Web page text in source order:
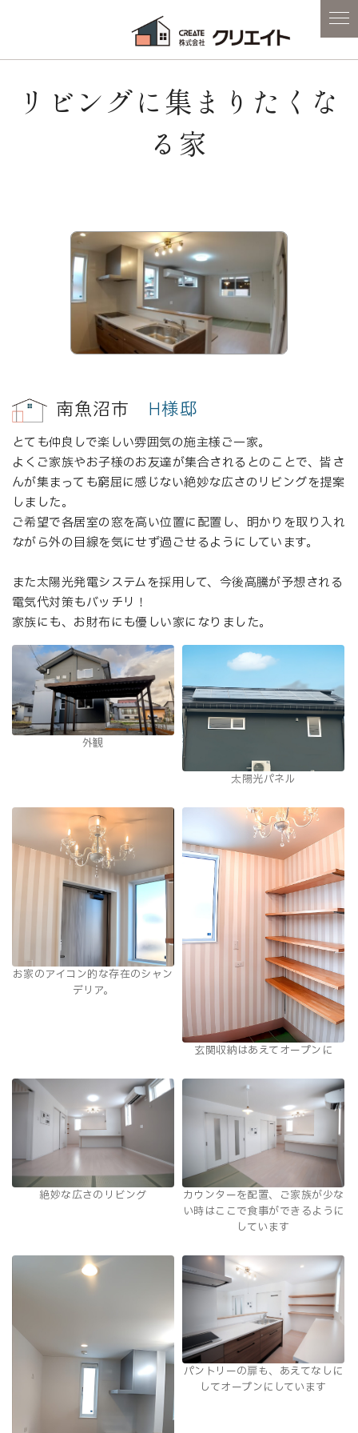
リビングに集まりたくな
る家
南魚沼市 H様邸
とても仲良しで楽しい雰囲気の施主様ご一家。
よくご家族やお子様のお友達が集合されるとのことで、皆さ
んが集まっても窮屈に感じない絶妙な広さのリビングを提案
しました。
ご希望で各居室の窓を高い位置に配置し、明かりを取り入れ
ながら外の目線を気にせず過ごせるようにしています。
また太陽光発電システムを採用して、今後高騰が予想される
電気代対策もバッチリ！
家族にも、お財布にも優しい家になりました。
外観
太陽光パネル
お家のアイコン的な存在のシャン
デリア。
玄関収納はあえてオープンに
絶妙な広さのリビング
カウンターを配置、ご家族が少な
い時はここで食事ができるように
しています
パントリーの扉も、あえてなしに
してオープンにしています